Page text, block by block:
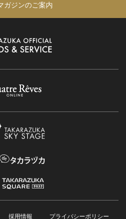
ガジンのご案内
採用情報 プライバシーポリシー